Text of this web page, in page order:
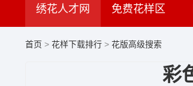
绣花人才网 免费花样区
首页 > 花样下载排行 > 花版高级搜索
彩